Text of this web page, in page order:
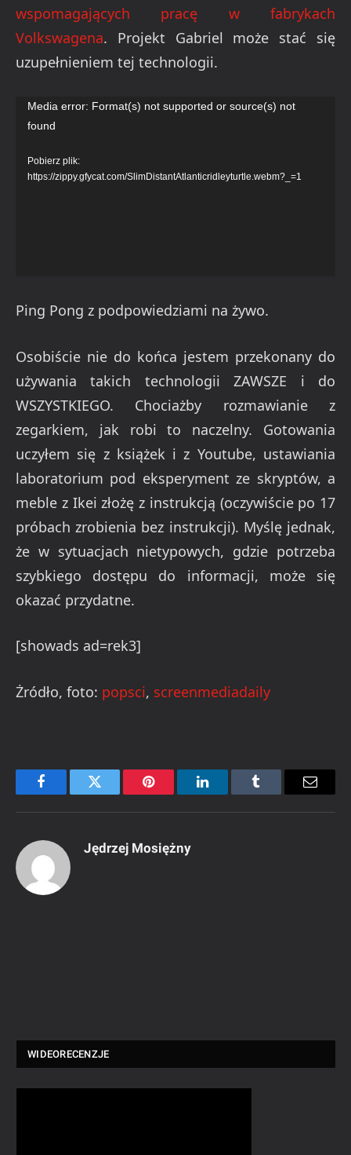
wspomagających pracę w fabrykach
Volkswagena. Projekt Gabriel może stać się
uzupełnieniem tej technologii.
Odtwarzacz
video
Media error: Format(s) not supported or source(s) not
found
Pobierz plik:
https://zippy.gfycat.com/SlimDistantAtlanticridleyturtle.webm?_=1
Ping Pong z podpowiedziami na żywo.
Osobiście nie do końca jestem przekonany do
używania takich technologii ZAWSZE i do
WSZYSTKIEGO. Chociażby rozmawianie z
zegarkiem, jak robi to naczelny. Gotowania
uczyłem się z książek i z Youtube, ustawiania
laboratorium pod eksperyment ze skryptów, a
meble z Ikei złożę z instrukcją (oczywiście po 17
próbach zrobienia bez instrukcji). Myślę jednak,
że w sytuacjach nietypowych, gdzie potrzeba
szybkiego dostępu do informacji, może się
okazać przydatne.
[showads ad=rek3]
Żródło, foto: popsci, screenmediadaily
FacebookTwitter Pinterest LinkedInTumblr Email
Jędrzej Mosiężny
WIDEORECENZJE